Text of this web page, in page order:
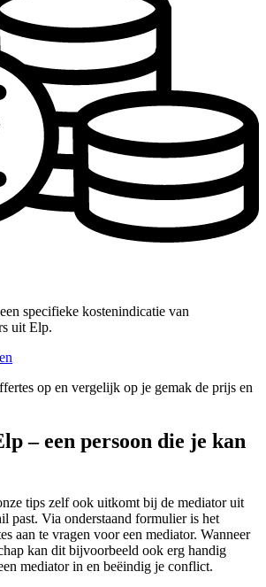
specifieke kostenindicatie van
uit Elp.
op en vergelijk op je gemak de prijs en
– een persoon die je kan
tips zelf ook uitkomt bij de mediator uit
past. Via onderstaand formulier is het
aan te vragen voor een mediator. Wanneer
kan dit bijvoorbeeld ook erg handig
mediator in en beëindig je conflict.